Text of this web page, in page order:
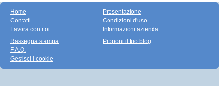
Home
Contatti
Lavora con noi
Presentazione
Condizioni d'uso
Informazioni azienda
Rassegna stampa
F.A.Q.
Gestisci i cookie
Proponi il tuo blog